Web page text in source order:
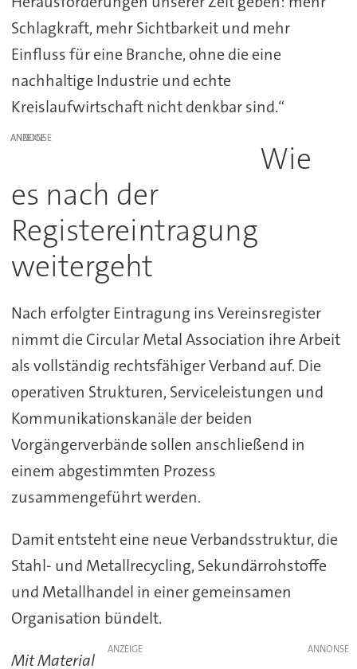
Schlagkraft, mehr Sichtbarkeit und mehr
Einfluss für eine Branche, ohne die eine
nachhaltige Industrie und echte
Kreislaufwirtschaft nicht denkbar sind.“
ANZEIGE
Wie
es nach der
Registereintragung
weitergeht
Nach erfolgter Eintragung ins Vereinsregister
nimmt die Circular Metal Association ihre Arbeit
als vollständig rechtsfähiger Verband auf. Die
operativen Strukturen, Serviceleistungen und
Kommunikationskanäle der beiden
Vorgängerverbände sollen anschließend in
einem abgestimmten Prozess
zusammengeführt werden.
Damit entsteht eine neue Verbandsstruktur, die
Stahl- und Metallrecycling, Sekundärrohstoffe
und Metallhandel in einer gemeinsamen
Organisation bündelt.
ANZEIGE
Mit Material